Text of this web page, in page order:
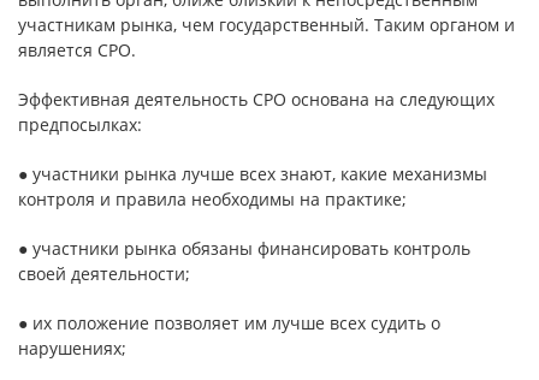
участникам рынка, чем государственный. Таким органом и
является СРО.
Эффективная деятельность СРО основана на следующих
предпосылках:
● участники рынка лучше всех знают, какие механизмы
контроля и правила необходимы на практике;
● участники рынка обязаны финансировать контроль
своей деятельности;
● их положение позволяет им лучше всех судить о
нарушениях;